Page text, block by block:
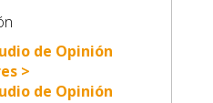
de Opinión
>
de Opinión